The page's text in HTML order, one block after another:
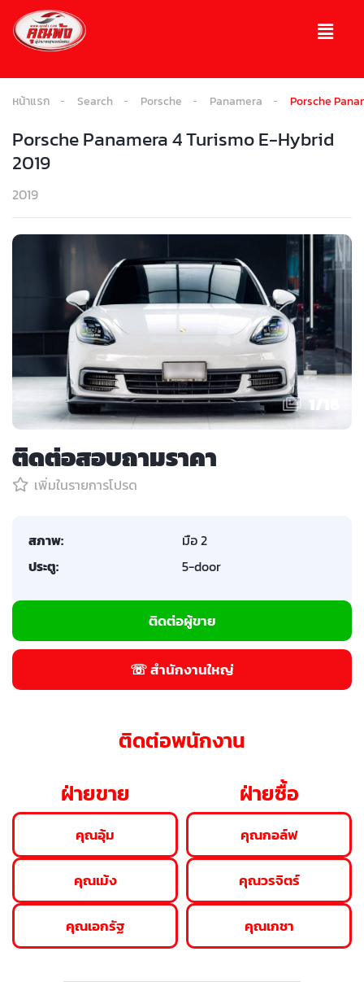
หน้าแรก Search Porsche Panamera Porsche
Porsche Panamera 4 Turismo E-Hybrid
2019
2019
1/
ติดต่อสอบถามราคา
เพิ่มในรายการโปรด
สภาพ:
มือ 2
ประตู:
5-door
ติดต่อผู้ขาย
☏ สำนักงานใหญ่
ติดต่อพนักงาน
ฝ่ายขาย
คุณอุ้ม
คุณเม้ง
คุณเอกรัฐ
ฝ่ายซื้อ
คุณกอล์ฟ
คุณวรจิตร์
คุณเกชา